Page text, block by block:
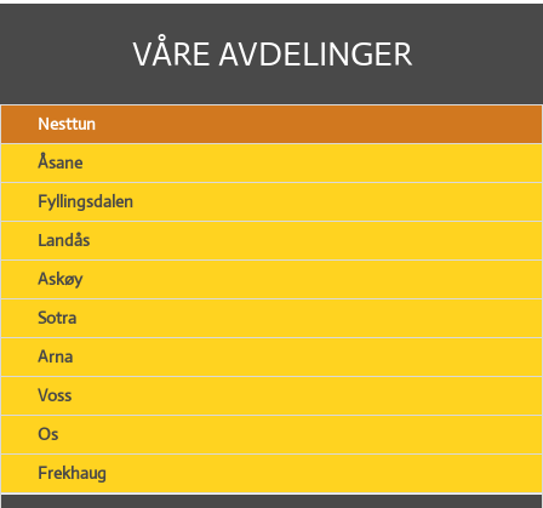
VÅRE AVDELINGER
Nesttun
Åsane
Fyllingsdalen
Landås
Askøy
Sotra
Arna
Voss
Os
Frekhaug